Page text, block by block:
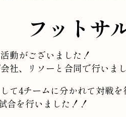
フットサ
動がございました！
社、リソーと合同で行いま
て4チームに分かれて対戦を
合を行いました！！